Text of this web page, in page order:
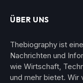
ÜBER UNS
Thebiography ist
Nachrichten und
wie Wirtschaft,
und mehr bietet. Wir